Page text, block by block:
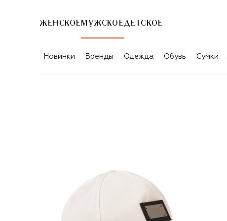
ЖЕНСКОЕ МУЖСКОЕ ДЕТСКОЕ
Новинки Бренды Одежда Обувь Сумки